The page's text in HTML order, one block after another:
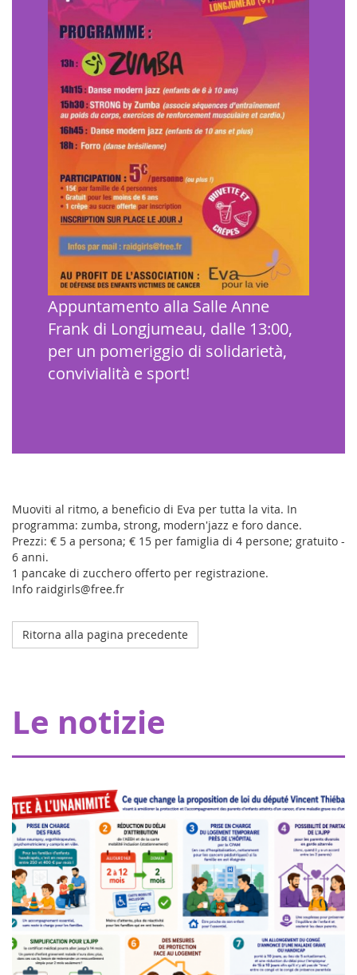
Appuntamento alla Salle Anne
Frank di Longjumeau, dalle 13:00,
per un pomeriggio di solidarietà,
convivialità e sport!
Muoviti al ritmo, a beneficio di Eva per tutta la vita. In
programma: zumba, strong, modern'jazz e foro dance.
Prezzi: € 5 a persona; € 15 per famiglia di 4 persone; gratuito -
6 anni.
1 pancake di zucchero offerto per registrazione.
Info raidgirls@free.fr
Ritorna alla pagina precedente
Le notizie
sovvenzione di 20.000 euro che consente a Pharmavie di
allestire uno spazio dedicato ai piccoli malati di cancro,